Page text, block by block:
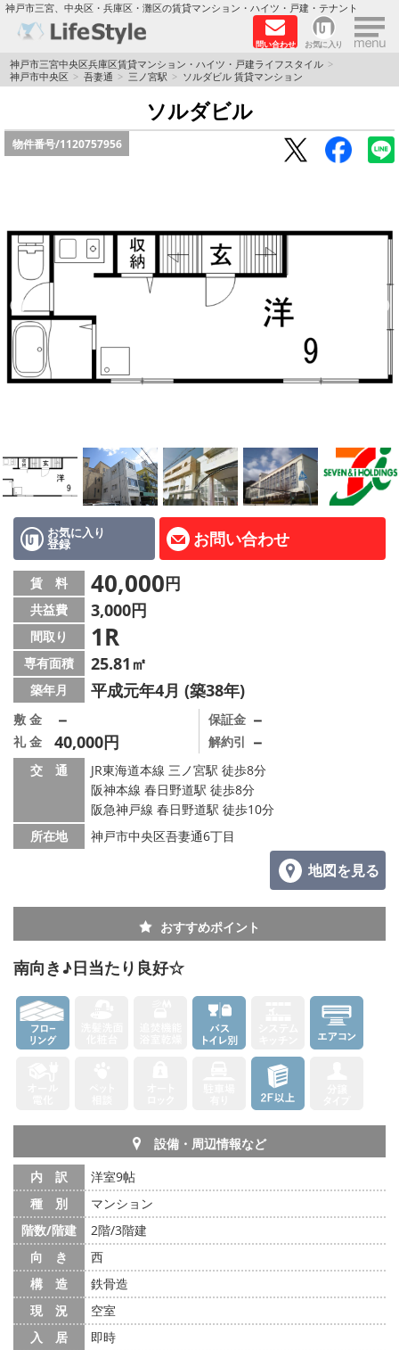
神戸市三宮、中央区・兵庫区・灘区の賃貸マンション・ハイツ・戸建・テナント
問い合わせ お気に入り ×
TOPページ
神戸の単身向けマンション特集
新築物件
保証人不要
高級賃貸
リノベーション物件
ペット飼育可能
地域から探す
地図から探す
店舗情報·アクセス
会社概要
メールでお問い合わせ
神戸市三宮中央区兵庫区賃貸マンション・ハイツ・戸建ライフスタイル
神戸市中央区
吾妻通 三ノ宮駅 ソルダビル 賃貸マンション
ソルダビル
物件番号/1120757956
お気に入り
登録 お問い合わせ
賃 料 40,000円
共益費 3,000円
間取り 1R
専有面積 25.81㎡
築年月 平成元年4月 (築38年)
敷 金 －
礼 金 40,000円
保証金 －
解約引 －
交 通
JR東海道本線 三ノ宮駅 徒歩8分
阪神本線 春日野道駅 徒歩8分
阪急神戸線 春日野道駅 徒歩10分
所在地
神戸市中央区吾妻通6丁目
地図を見る
おすすめポイント
南向き♪日当たり良好☆
設備・周辺情報など
内 訳
洋室9帖
種 別
マンション
階数/階建
2階/3階建
向 き
西
構 造
鉄骨造
現 況
空室
入 居
即時